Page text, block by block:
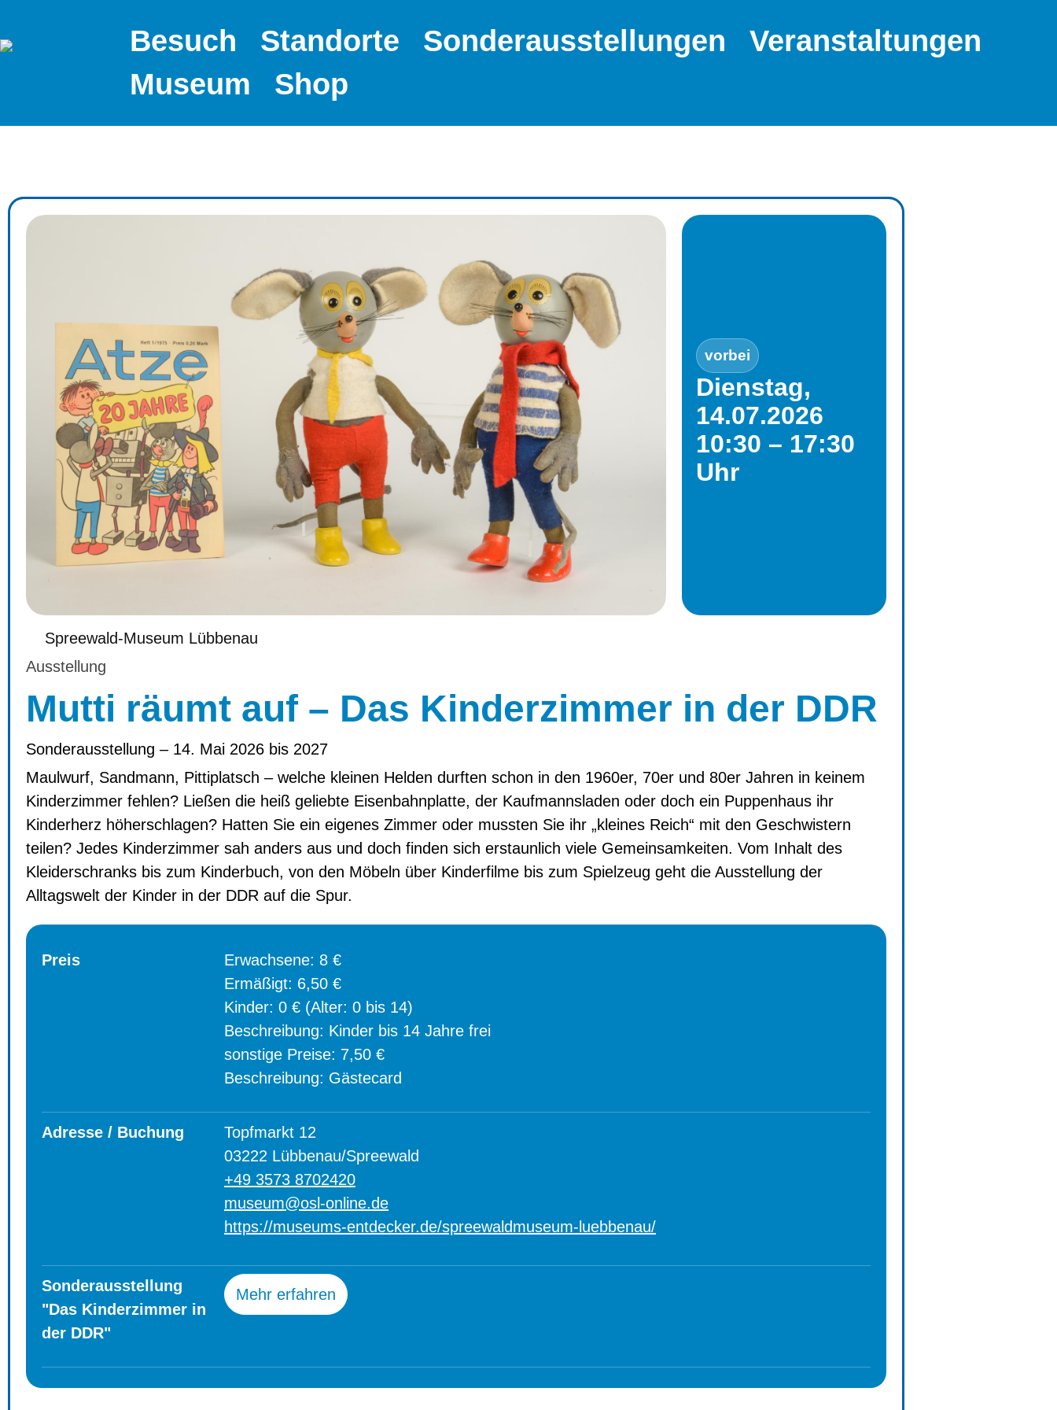
Besuch Standorte Sonderausstellungen
Veranstaltungen
Museum
Shop
vorbei
Dienstag,
14.07.2026
10:30 – 17:30
Uhr
Spreewald-Museum Lübbenau
Ausstellung
Mutti räumt auf – Das Kinderzimmer in der DDR
Sonderausstellung – 14. Mai 2026 bis 2027
Maulwurf, Sandmann, Pittiplatsch – welche kleinen Helden durften schon in den 1960er, 70er und 80er Jahren in keinem
Kinderzimmer fehlen? Ließen die heiß geliebte Eisenbahnplatte, der Kaufmannsladen oder doch ein Puppenhaus ihr
Kinderherz höherschlagen? Hatten Sie ein eigenes Zimmer oder mussten Sie ihr „kleines Reich“ mit den Geschwistern
teilen? Jedes Kinderzimmer sah anders aus und doch finden sich erstaunlich viele Gemeinsamkeiten. Vom Inhalt des
Kleiderschranks bis zum Kinderbuch, von den Möbeln über Kinderfilme bis zum Spielzeug geht die Ausstellung der
Alltagswelt der Kinder in der DDR auf die Spur.
Preis
Erwachsene: 8 €
Ermäßigt: 6,50 €
Kinder: 0 € (Alter: 0 bis 14)
Beschreibung: Kinder bis 14 Jahre frei
sonstige Preise: 7,50 €
Beschreibung: Gästecard
Adresse / Buchung
Topfmarkt 12
03222 Lübbenau/Spreewald
+49 3573 8702420
museum@osl-online.de
https://museums-entdecker.de/spreewaldmuseum-luebbenau/
Sonderausstellung
"Das Kinderzimmer in
der DDR"
Mehr erfahren